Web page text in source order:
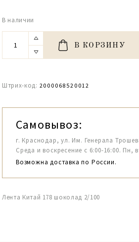
В наличии
В КОРЗИНУ
Штрих-код: 2000068520012
Самовывоз:
г. Краснодар, ул. Им. Генерала
Среда и воскресение с 6:00-16:00. Пн,
Возможна доставка по России.
Лента Китай 178 шоколад 2/100